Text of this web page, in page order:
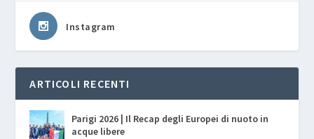
Instagram
ARTICOLI RECENTI
Parigi 2026 | Il Recap degli Europei di nuoto in
acque libere